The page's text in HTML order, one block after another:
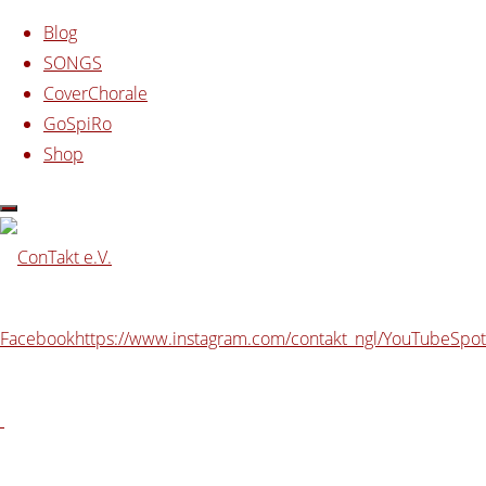
Zum Inhalt springen
Blog
SONGS
CoverChorale
GoSpiRo
Shop
Facebookhttps://www.instagram.com/contakt_ngl/YouTube
Start